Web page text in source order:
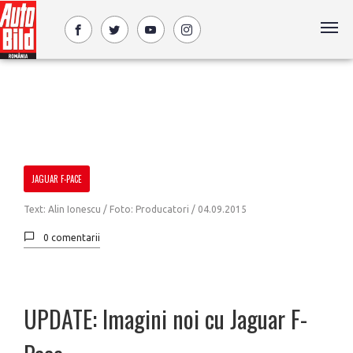
JAGUAR F-PACE
Text: Alin Ionescu / Foto: Producatori / 04.09.2015
0 comentarii
UPDATE: Imagini noi cu Jaguar F-